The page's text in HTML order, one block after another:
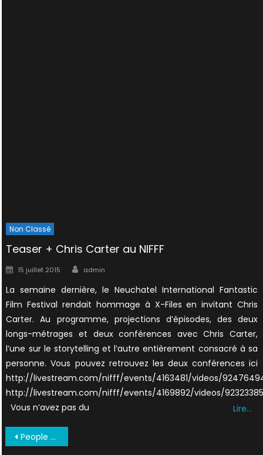
Non Classé
Teaser + Chris Carter au NIFFF
Posted
15 juillet 2015 Author
admin
La semaine dernière, le Neuchatel International Fantastic
Film Festival rendait hommage à X-Files en invitant Chris
Carter. Au programme, projections d’épisodes, des deux
longs-métrages et deux conférences avec Chris Carter,
l’une sur le storytelling et l’autre entièrement consacré à sa
personne. Vous pouvez retrouvez les deux conférences ici
http://livestream.com/nifff/events/4163481/videos/
http://livestream.com/nifff/events/4169892/videos/
Vous n’avez pas du
Lire…
Navigation
People October 1995 05